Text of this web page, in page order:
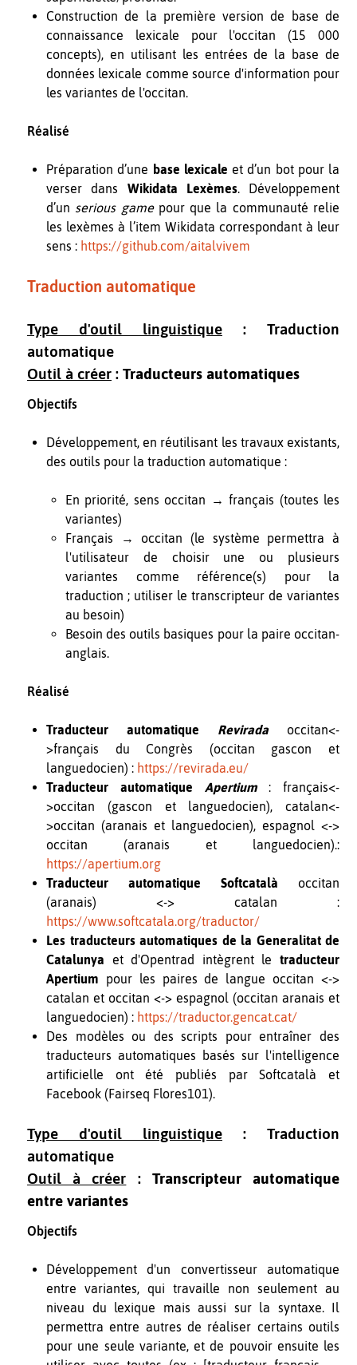
Construction de la première version de base de
connaissance lexicale pour l'occitan (15 000
concepts), en utilisant les entrées de la base de
données lexicale comme source d'information pour
les variantes de l'occitan.
Réalisé
Préparation d’une base lexicale et d’un bot pour la
verser dans Wikidata Lexèmes. Développement
d’un serious game pour que la communauté relie
les lexèmes à l’item Wikidata correspondant à leur
sens : https://github.com/aitalvivem
Traduction automatique
Type d'outil linguistique : Traduction
automatique
Outil à créer : Traducteurs automatiques
Objectifs
Développement, en réutilisant les travaux existants,
des outils pour la traduction automatique :
En priorité, sens occitan → français (toutes les
variantes)
Français → occitan (le système permettra à
l'utilisateur de choisir une ou plusieurs
variantes comme référence(s) pour la
traduction ; utiliser le transcripteur de variantes
au besoin)
Besoin des outils basiques pour la paire occitan-
anglais.
Réalisé
Traducteur automatique Revirada occitan<-
>français du Congrès (occitan gascon et
languedocien) : https://revirada.eu/
Traducteur automatique Apertium: français<-
>occitan (gascon et languedocien), catalan<-
>occitan (aranais et languedocien), espagnol <->
occitan (aranais et languedocien).:
https://apertium.org
Traducteur automatique Softcatalà occitan
(aranais) <-> catalan :
https://www.softcatala.org/traductor/
Les traducteurs automatiques de la Generalitat de
Catalunya et d'Opentrad intègrent le traducteur
Apertium pour les paires de langue occitan <->
catalan et occitan <-> espagnol (occitan aranais et
languedocien) : https://traductor.gencat.cat/
Des modèles ou des scripts pour entraîner des
traducteurs automatiques basés sur l'intelligence
artificielle ont été publiés par Softcatalà et
Facebook (Fairseq Flores101).
Type d'outil linguistique : Traduction
automatique
Outil à créer : Transcripteur automatique
entre variantes
Objectifs
Développement d'un convertisseur automatique
entre variantes, qui travaille non seulement au
niveau du lexique mais aussi sur la syntaxe. Il
permettra entre autres de réaliser certains outils
pour une seule variante, et de pouvoir ensuite les